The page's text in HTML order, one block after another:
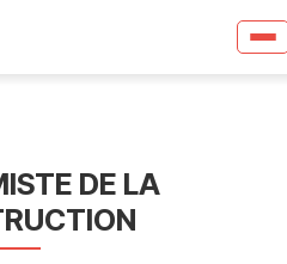
DE LA